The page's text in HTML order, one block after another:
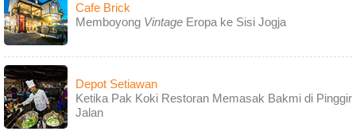
Cafe Brick
Memboyong Vintage Eropa ke Sisi Jogja
Depot Setiawan
Ketika Pak Koki Restoran Memasak Bakmi di Pinggir
Jalan